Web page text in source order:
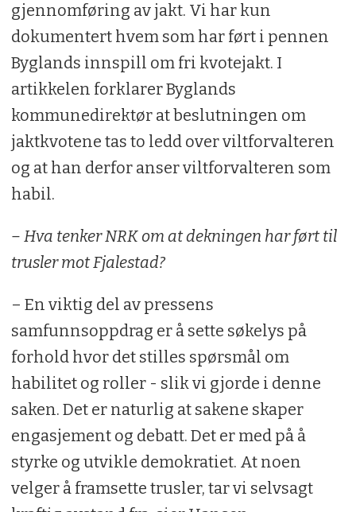
gjennomføring av jakt. Vi har kun
dokumentert hvem som har ført i pennen
Byglands innspill om fri kvotejakt. I
artikkelen forklarer Byglands
kommunedirektør at beslutningen om
jaktkvotene tas to ledd over viltforvalteren
og at han derfor anser viltforvalteren som
habil.
– Hva tenker NRK om at dekningen har ført til
trusler mot Fjalestad?
– En viktig del av pressens
samfunnsoppdrag er å sette søkelys på
forhold hvor det stilles spørsmål om
habilitet og roller - slik vi gjorde i denne
saken. Det er naturlig at sakene skaper
engasjement og debatt. Det er med på å
styrke og utvikle demokratiet. At noen
velger å framsette trusler, tar vi selvsagt